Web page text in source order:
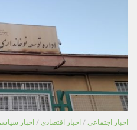
اخبار اجتماعی / اخبار اقتصادی / اخبار